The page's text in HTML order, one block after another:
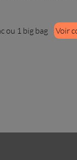
ou 1 big bag Voir